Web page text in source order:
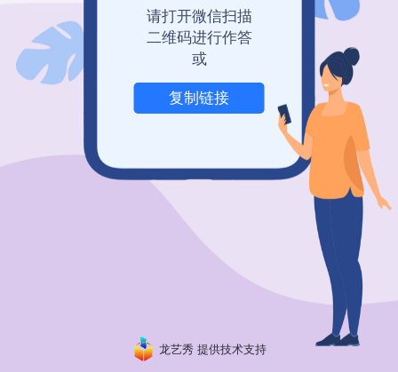
粤ICP备19150304号
举报
请打开微信扫描
二维码进行作答
或
复制链接
龙艺秀 提供技术支持